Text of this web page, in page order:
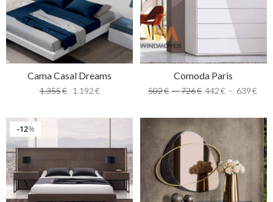
Cama Casal Dreams
1.355€ 1.192€
Comoda Paris
502€ –726€ 442 € – 639 €
%
12